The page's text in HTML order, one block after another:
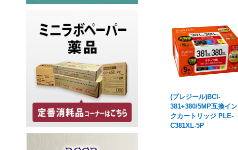
(プレジール)BCI-
381+380/5MP互換イン
クカートリッジ PLE-
C381XL-5P